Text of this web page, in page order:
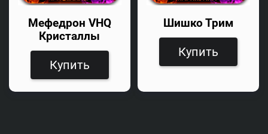
Мефедрон VHQ
Кристаллы
Купить
Шишко Трим
Купить